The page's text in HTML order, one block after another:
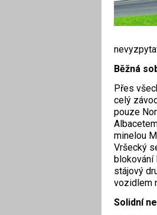
Běžná
Přes
celý
pouze
minelou
Vršecký
blokování
stájový
vozidlem
Solidní